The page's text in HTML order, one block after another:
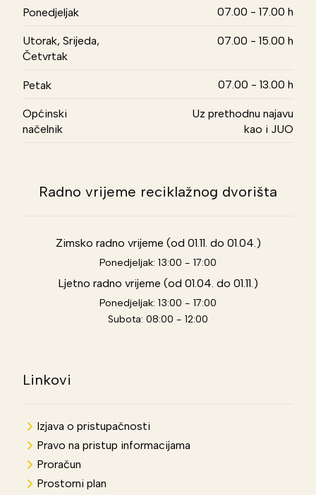
Ponedjeljak 07.00 - 17.00 h
Utorak, Srijeda,
Četvrtak
07.00 - 15.00 h
Petak 07.00 - 13.00 h
Općinski
načelnik
Uz prethodnu najavu
kao i JUO
Radno vrijeme reciklažnog dvorišta
Zimsko radno vrijeme (od 01.11. do 01.04.)
Ponedjeljak: 13:00 - 17:00
Ljetno radno vrijeme (od 01.04. do 01.11.)
Ponedjeljak: 13:00 - 17:00
Subota: 08:00 - 12:00
Linkovi
Izjava o pristupačnosti
Pravo na pristup informacijama
Proračun
Prostorni plan